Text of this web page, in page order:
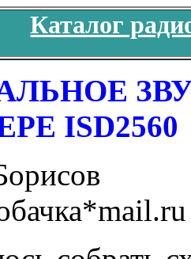
Каталог
ISD2560